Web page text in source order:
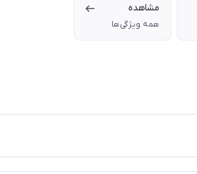
مشاهده
همه ویژگی‌ها